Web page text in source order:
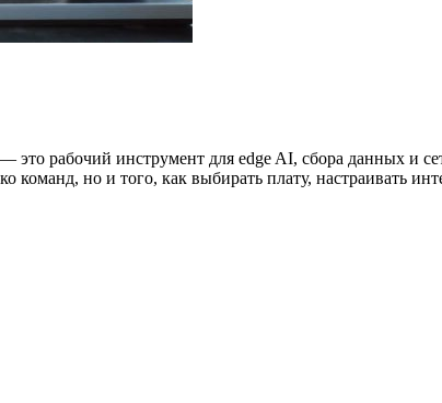
рабочий инструмент для edge AI, сбора данных и
но и того, как выбирать плату, настраивать